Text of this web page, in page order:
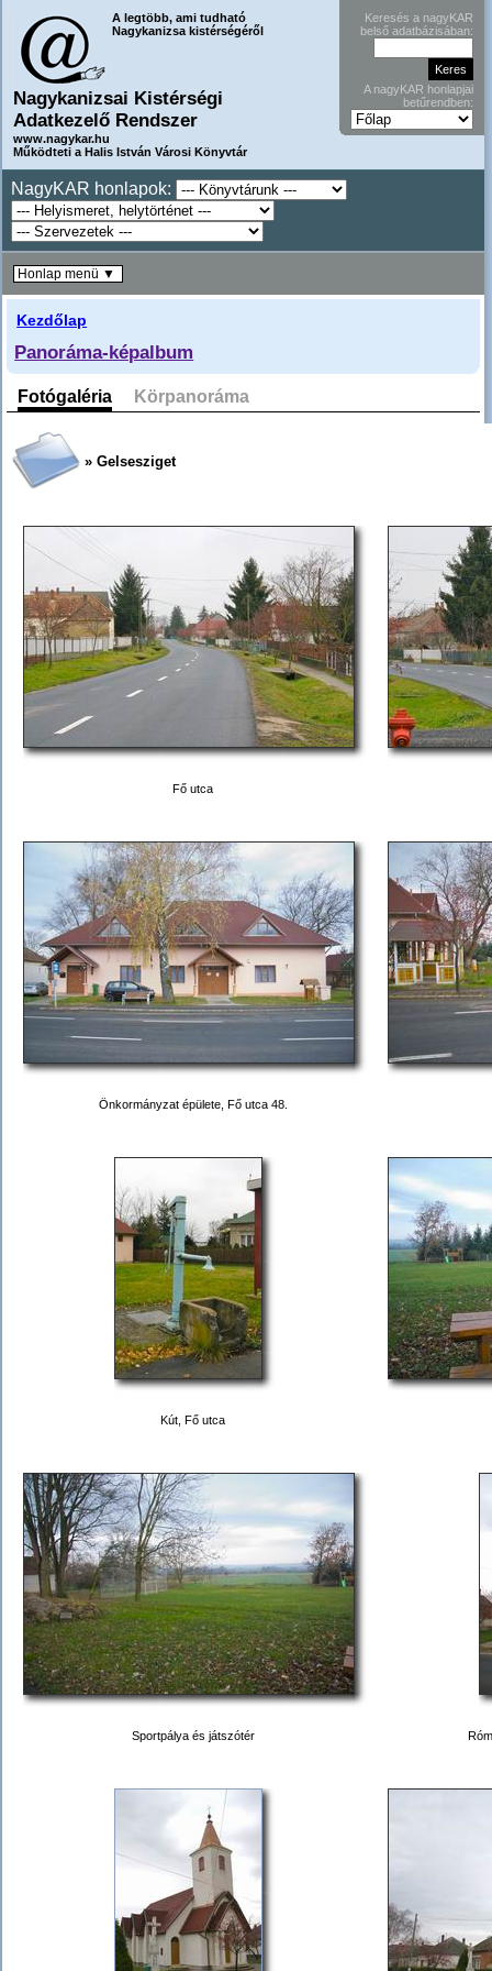
A legtöbb, ami tudható
Nagykanizsa kistérségéről
Nagykanizsai Kistérségi
Adatkezelő Rendszer
www.nagykar.hu
Működteti a Halis István Városi Könyvtár
Keresés a nagyKAR
belső adatbázisában:
A nagyKAR honlapjai
betűrendben:
NagyKAR honlapok:
Kezdőlap
Panoráma-képalbum
Fotógaléria Körpanoráma
» Gelsesziget
Fő utca
Önkormányzat épülete, Fő utca 48.
Kút, Fő utca
Sportpálya és játszótér
Honlap menü ▼